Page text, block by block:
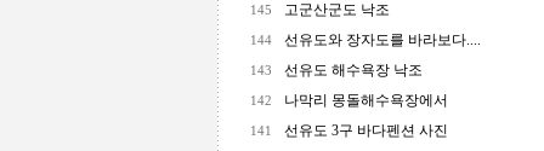
145 고군산군도 낙조
144 선유도와 장자도를 바라보다....
143 선유도 해수욕장 낙조
142 나막리 몽돌해수욕장에서
141 선유도 3구 바다펜션 사진